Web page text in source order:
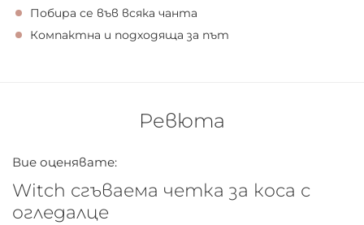
Побира се във всяка чанта
Компактна и подходяща за път
Ревюта
Вие оценявате:
Witch сгъваема четка за коса с
огледалце